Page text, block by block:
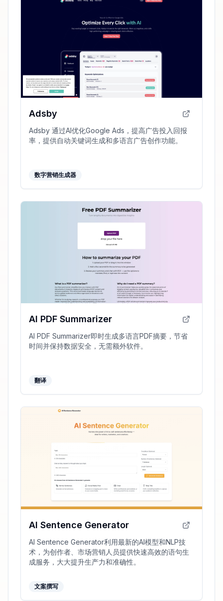
Adsby
Adsby 通过AI优化Google Ads，提高广告投入回报
率，提供自动关键词生成和多语言广告创作功能。
数字营销生成器
AI PDF Summarizer
AI PDF Summarizer即时生成多语言PDF摘要，节省
时间并保持数据安全，无需额外软件。
翻译
AI Sentence Generator
AI Sentence Generator利用最新的AI模型和NLP技
术，为创作者、市场营销人员提供快速高效的语句生
成服务，大大提升生产力和准确性。
文案撰写